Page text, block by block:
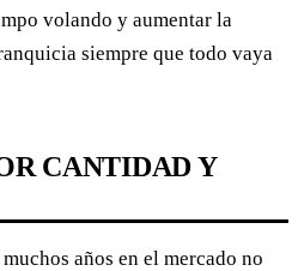
volando y aumentar la
siempre que todo vaya
CANTIDAD Y
años en el mercado no